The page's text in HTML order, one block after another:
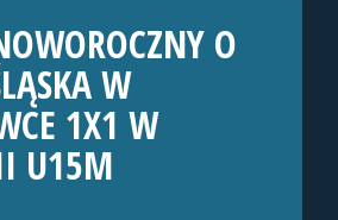
O
W
1X1 W
U15M